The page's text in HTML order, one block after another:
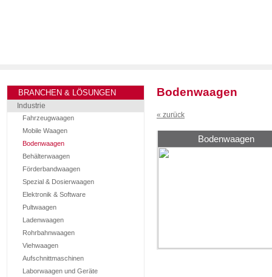
BRANCHEN & LÖSUNGEN
Industrie
Fahrzeugwaagen
Mobile Waagen
Bodenwaagen
Behälterwaagen
Förderbandwaagen
Spezial & Dosierwaagen
Elektronik & Software
Pultwaagen
Ladenwaagen
Rohrbahnwaagen
Viehwaagen
Aufschnittmaschinen
Laborwaagen und Geräte
Bodenwaagen
« zurück
Bodenwaagen